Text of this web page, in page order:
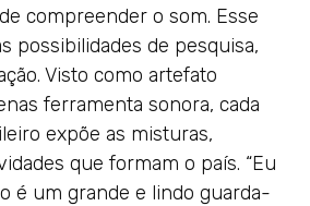
compreender o som. Esse
possibilidades de pesquisa,
Visto como artefato
ferramenta sonora, cada
expõe as misturas,
que formam o país. “Eu
é um grande e lindo guarda-